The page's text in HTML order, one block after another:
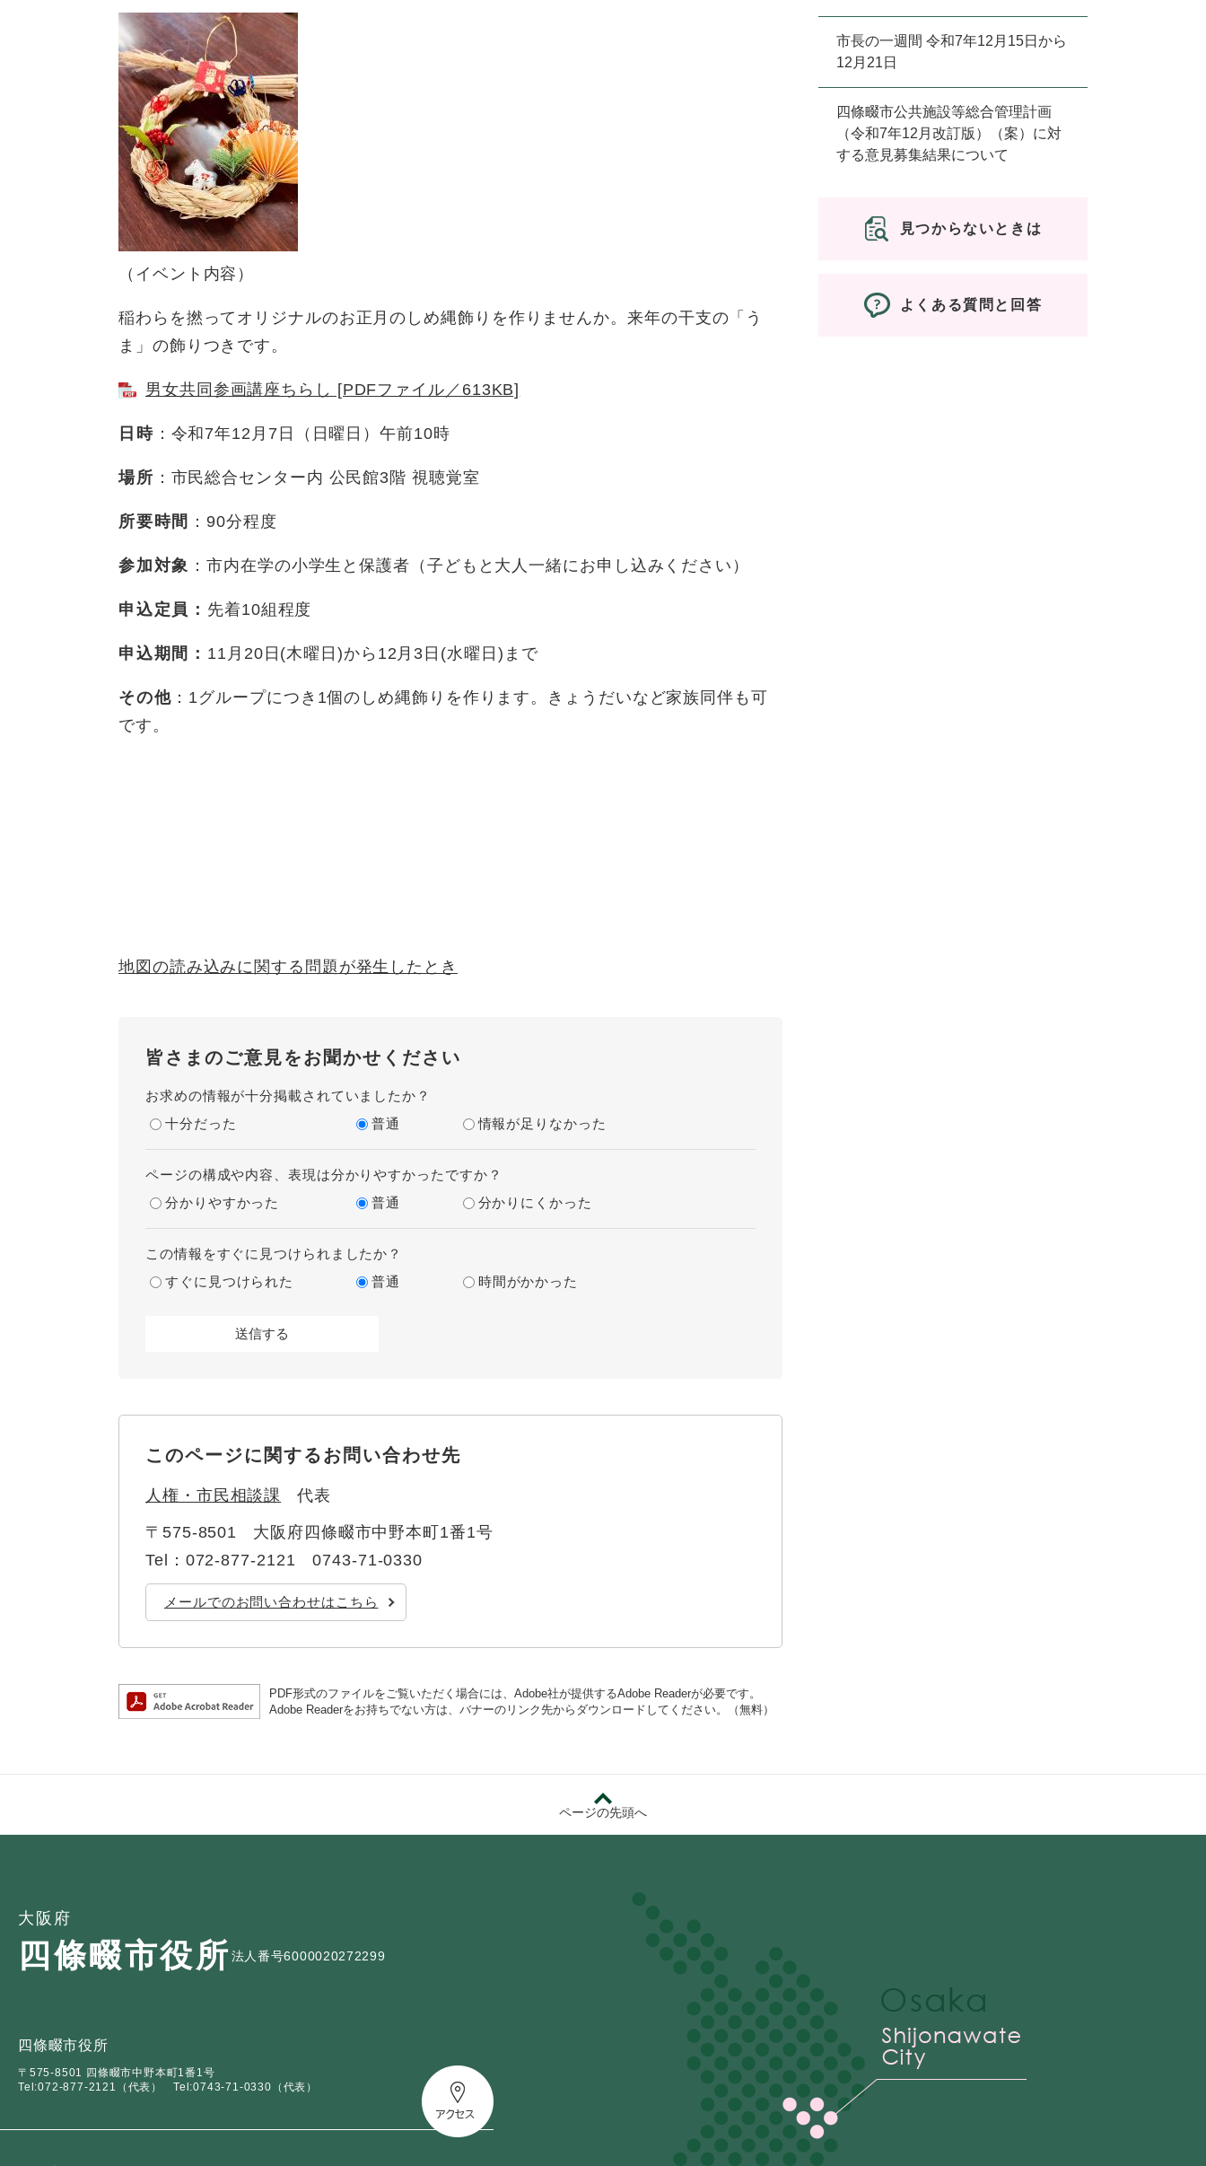
ら
く
ニ
ュ
ー
を
ひ
ら
く
メ
ニ
ュ
ー
を
ひ
ら
く
境
の
メ
ニ
ュ
ー
を
ひ
ら
と
・
産
業
の
メ
ニ
ュ
ー
を
ひ
ら
く
市政情報
市
政
情
の
メ
ニ
ュ
ー
を
ら
（イベント内容）
稲わらを撚ってオリジナルのお正月のしめ縄飾りを作りませんか。来年の干支の「う
ま」の飾りつきです。
男女共同参画講座ちらし [PDFファイル／613KB]
日時 ：令和7年12月7日（日曜日）午前10時
場所 ：市民総合センター内 公民館3階 視聴覚室
所要時間 ：90分程度
参加対象 ：市内在学の小学生と保護者（子どもと大人一緒にお申し込みください）
申込定員： 先着10組程度
申込期間： 11月20日(木曜日)から12月3日(水曜日)まで
その他 ：1グループにつき1個のしめ縄飾りを作ります。きょうだいなど家族同伴も可
です。
地図の読み込みに関する問題が発生したとき
皆さまのご意見をお聞かせください
お求めの情報が十分掲載されていましたか？
十分だった
普通 情報が足りなかった
ページの構成や内容、表現は分かりやすかったですか？
分かりやすかった
普通 分かりにくかった
この情報をすぐに見つけられましたか？
すぐに見つけられた
普通 時間がかかった
このページに関するお問い合わせ先
人権・市民相談課 代表
〒575-8501
大阪府四條畷市中野本町1番1号
Tel：072-877-2121 0743-71-0330
メールでのお問い合わせはこちら
PDF形式のファイルをご覧いただく場合には、Adobe社が提供するAdobe Readerが必要です。
Adobe Readerをお持ちでない方は、バナーのリンク先からダウンロードしてください。（無料）
市長の一週間 令和7年12月15日から
12月21日
四條畷市公共施設等総合管理計画
（令和7年12月改訂版）（案）に対
する意見募集結果について
見つからないときは
よくある質問と回答
ページの先頭へ
大阪府
四條畷市役所 法人番号6000020272299
四條畷市役所
〒575-8501 四條畷市中野本町1番1号
Tel:072-877-2121（代表）
Tel:0743-71-0330（代表）